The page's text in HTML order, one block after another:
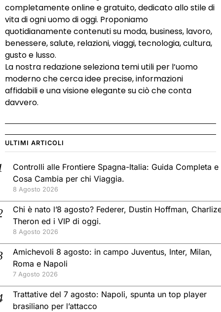
completamente online e gratuito, dedicato allo stile di
vita di ogni uomo di oggi. Proponiamo
quotidianamente contenuti su moda, business, lavoro,
benessere, salute, relazioni, viaggi, tecnologia, cultura,
gusto e lusso.
La nostra redazione seleziona temi utili per l’uomo
moderno che cerca idee precise, informazioni
affidabili e una visione elegante su ciò che conta
davvero.
ULTIMI ARTICOLI
Controlli alle Frontiere Spagna-Italia: Guida Completa e
Cosa Cambia per chi Viaggia.
8 Agosto 2026
Chi è nato l’8 agosto? Federer, Dustin Hoffman,
Theron ed i VIP di oggi.
8 Agosto 2026
Amichevoli 8 agosto: in campo Juventus, Inter, Milan,
Roma e Napoli
7 Agosto 2026
Trattative del 7 agosto: Napoli, spunta un top player
brasiliano per l’attacco